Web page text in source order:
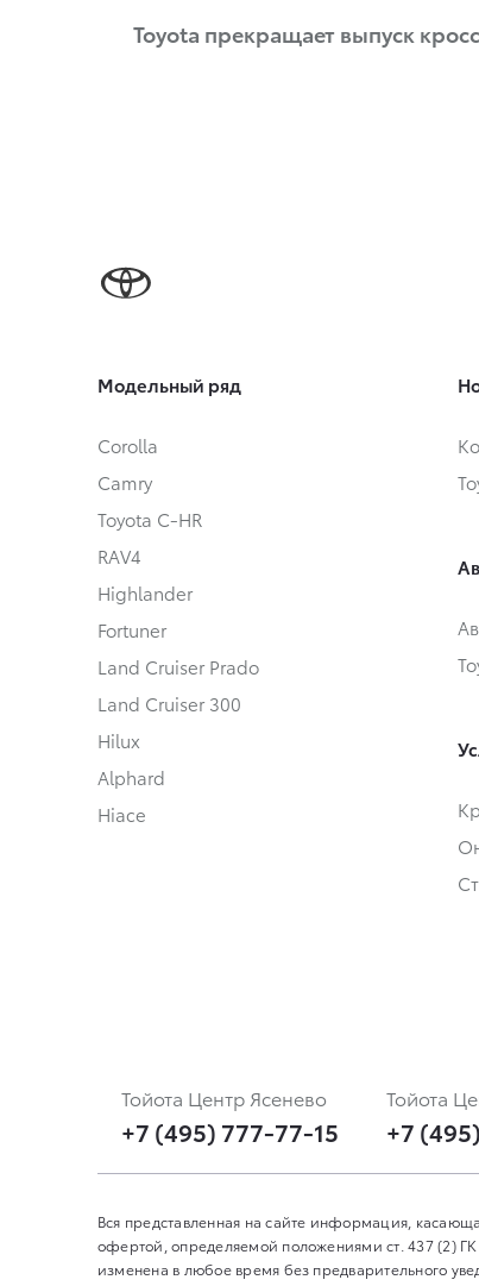
Toyota прекращает выпуск
Модельный ряд
Corolla
Camry
Toyota C-HR
RAV4
Highlander
Fortuner
Land Cruiser Prado
Land Cruiser 300
Hilux
Alphard
Hiace
Тойота Центр Ясенево
+7 (495) 777-77-15
Тойота
+7
Вся представленная на сайте информация,
офертой, определяемой положениями ст. 437 (2)
изменена в любое время без предварительного